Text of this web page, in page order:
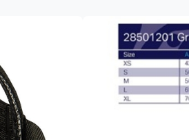
Air
Muzzle